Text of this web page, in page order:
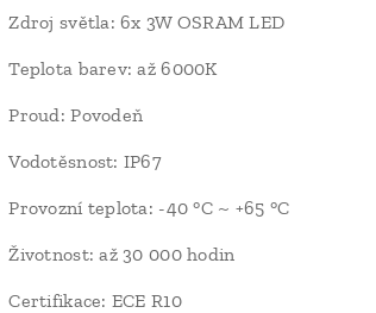
Zdroj světla: 6x 3W OSRAM LED
Teplota barev: až 6000K
Proud: Povodeň
Vodotěsnost: IP67
Provozní teplota: -40 °C ~ +65 °C
Životnost: až 30 000 hodin
Certifikace: ECE R10